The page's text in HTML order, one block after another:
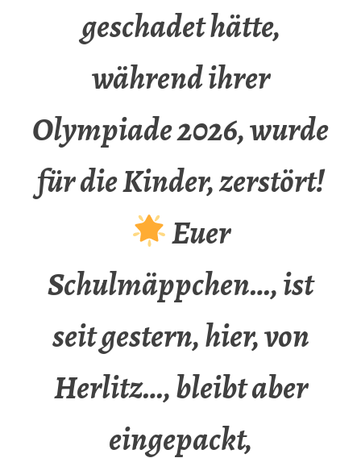
geschadet hätte,
während ihrer
Olympiade 2026, wurde
für die Kinder, zerstört!
Euer
Schulmäppchen…, ist
seit gestern, hier, von
Herlitz…, bleibt aber
eingepackt,